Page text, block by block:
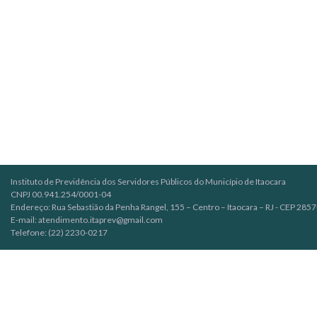
Instituto de Previdência dos Servidores Públicos do Município de Itaocara
CNPJ 00.941.254/0001-04
Endereço: Rua Sebastião da Penha Rangel, 155 – Centro – Itaocara – RJ - CEP
E-mail: atendimento.itaprev@gmail.com
Telefone: (22) 2230-0217